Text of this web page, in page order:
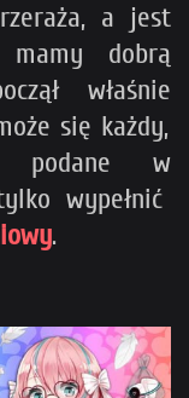
a jest
dobrą
właśnie
się każdy,
podane w
wypełnić
.